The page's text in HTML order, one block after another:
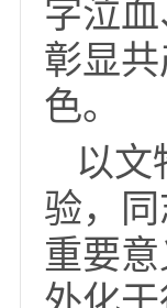
刻了
守；
俭守
字泣
彰显
色。